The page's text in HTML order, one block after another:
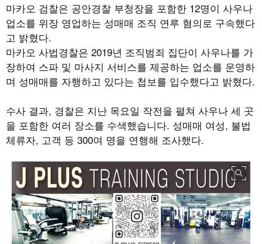
마카오 검찰은 공안경찰 부청장을 포함한 12명이 사우나
업소를 위장 영업하는 성매매 조직 연루 혐의로 구속했다
고 밝혔다.
마카오 사법경찰은 2019년 조직범죄 집단이 사우나를 가
장하여 스파 및 마사지 서비스를 제공하는 업소를 운영하
며 성매매를 자행하고 있다는 첩보를 입수했다고 밝혔다.
수사 결과, 경찰은 지난 목요일 작전을 펼쳐 사우나 세 곳
을 포함한 여러 장소를 수색했습니다. 성매매 여성, 불법
체류자, 고객 등 300여 명을 연행해 조사했다.